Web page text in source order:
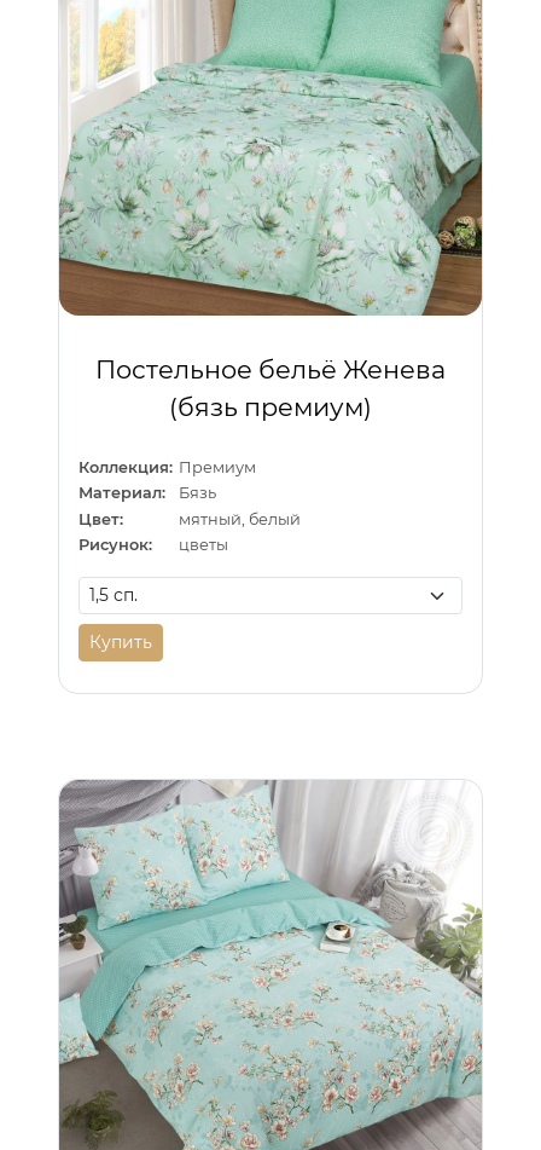
Постельное бельё Женева
(бязь премиум)
Коллекция: Премиум
Материал:
Бязь
Цвет:
мятный, белый
Рисунок:
цветы
Купить